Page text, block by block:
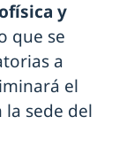
y
que se
a
el
sede del